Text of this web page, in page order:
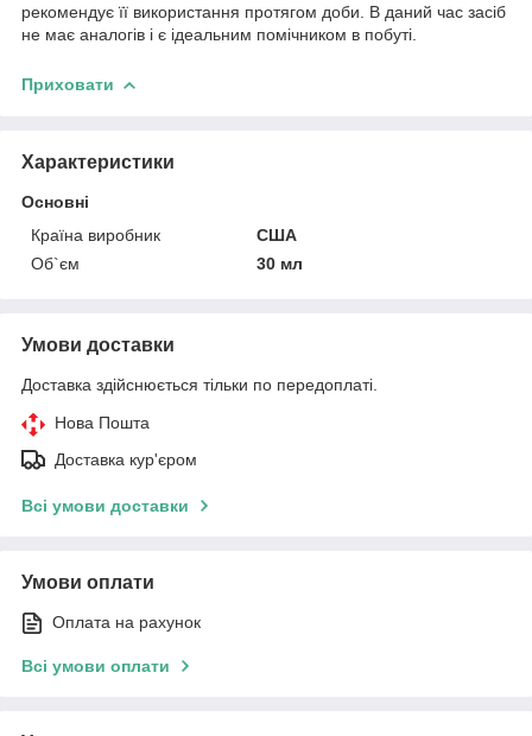
рекомендує її використання протягом доби. В даний час засіб
не має аналогів і є ідеальним помічником в побуті.
Приховати
Характеристики
Основні
Країна виробник
США
Об`єм
30 мл
Умови доставки
Доставка здійснюється тільки по передоплаті.
Нова Пошта
Доставка кур'єром
Всі умови доставки
Умови оплати
Оплата на рахунок
Всі умови оплати